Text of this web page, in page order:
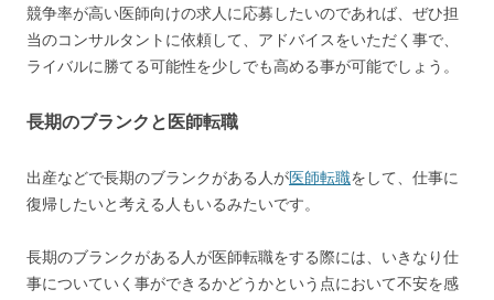
競争率が高い医師向けの求人に応募したいのであれば、ぜひ担
当のコンサルタントに依頼して、アドバイスをいただく事で、
ライバルに勝てる可能性を少しでも高める事が可能でしょう。
長期のブランクと医師転職
出産などで長期のブランクがある人が医師転職をして、仕事に
復帰したいと考える人もいるみたいです。
長期のブランクがある人が医師転職をする際には、いきなり仕
事についていく事ができるかどうかという点において不安を感